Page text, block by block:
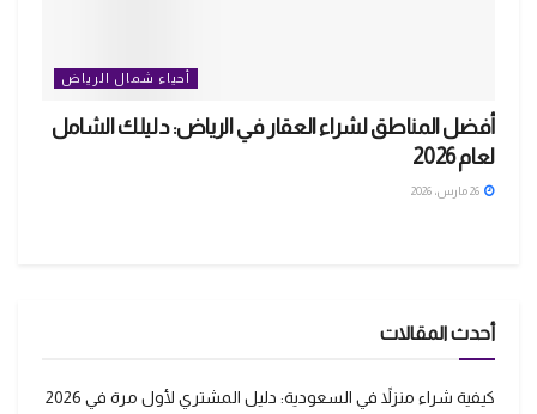
أحياء شمال الرياض
أفضل المناطق لشراء العقار في الرياض: دليلك الشامل
لعام 2026
أحدث المقالات
كيفية شراء منزلاً في السعودية: دليل المشتري لأول مرة في 2026